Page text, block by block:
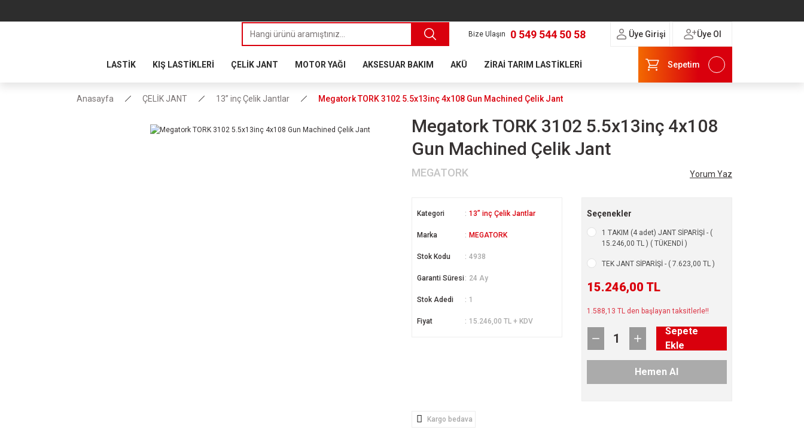
Bize Ulaşın 0 549 544 50 58 Üye Girişi Üye Ol
LASTİK KIŞ LASTİKLERİ ÇELİK JANT MOTOR YAĞI AKSESUAR BAKIM AKÜ ZİRAİ TARIM LASTİKLERİ Sepetim
Anasayfa ÇELİK JANT 13” inç Çelik Jantlar Megatork TORK 3102 5.5x13inç 4x108 Gun Machined Çelik Jant
Megatork TORK 3102 5.5x13inç 4x108
Gun Machined Çelik Jant
MEGATORK Yorum Yaz
Kategori 13” inç Çelik Jantlar
Marka MEGATORK
Stok Kodu 4938
Garanti Süresi 24 Ay
Stok Adedi 1
Fiyat 15.246,00 TL + KDV
Seçenekler
1 TAKIM (4 adet) JANT SİPARİŞİ - (
15.246,00 TL ) ( TÜKENDİ )
TEK JANT SİPARİŞİ - ( 7.623,00 TL )
15.246,00 TL
1.588,13 TL den başlayan taksitlerle!!
Sepete
Ekle
Hemen Al
Kargo bedava